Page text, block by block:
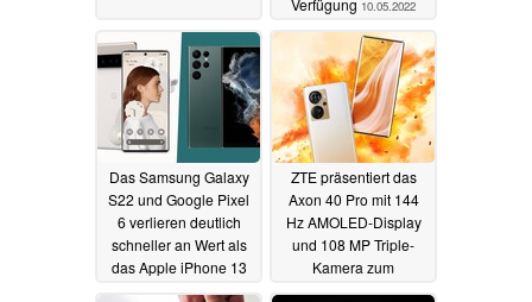
Verfügung 10.05.2022
Das Samsung Galaxy
S22 und Google Pixel
6 verlieren deutlich
schneller an Wert als
das Apple iPhone 13
09.05.2022
ZTE präsentiert das
Axon 40 Pro mit 144
Hz AMOLED-Display
und 108 MP Triple-
Kamera zum
Mittelklasse-Preis